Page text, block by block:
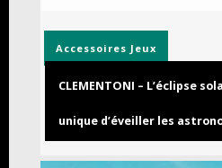
Accessoires Jeux
CLEMENTONI – L’éclipse
unique d’éveiller les